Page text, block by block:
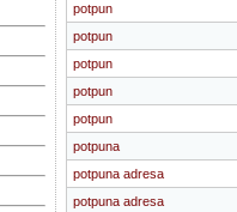
potpun
potpun
potpun
potpun
potpun
potpuna
potpuna adresa
potpuna adresa